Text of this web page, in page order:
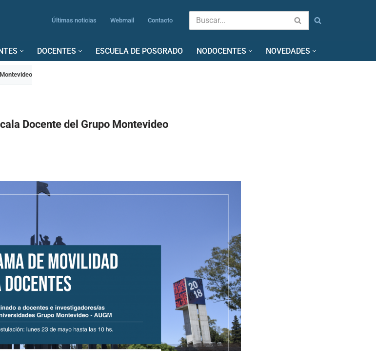
Últimas noticias Webmail Contacto
DOCENTES ESCUELA DE POSGRADO NODOCENTES NOVEDADES
Docente del Grupo Montevideo